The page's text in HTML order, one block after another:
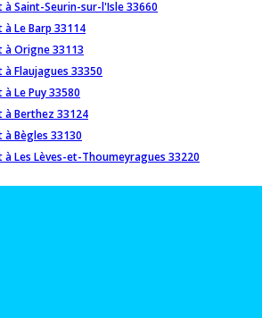
Saint-Seurin-sur-l'Isle 33660
Le Barp 33114
à Origne 33113
Flaujagues 33350
Le Puy 33580
à Berthez 33124
Bègles 33130
Les Lèves-et-Thoumeyragues 33220